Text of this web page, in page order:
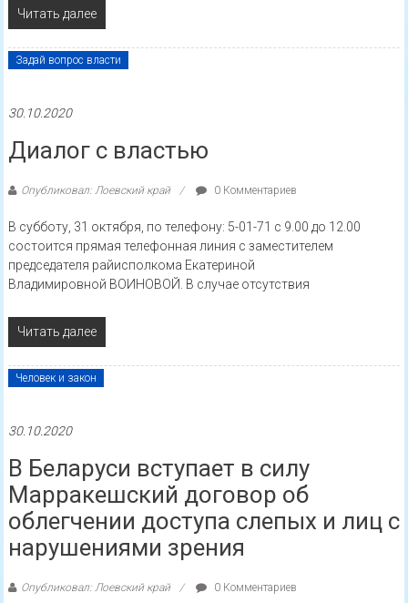
Читать далее
Задай вопрос власти
30.10.2020
Диалог с властью
Опубликовал: Лоевский край 0 Комментариев
В субботу, 31 октября, по телефону: 5-01-71 с 9.00 до 12.00
состоится прямая телефонная линия с заместителем
председателя райисполкома Екатериной
Владимировной ВОИНОВОЙ. В случае отсутствия
Читать далее
Человек и закон
30.10.2020
В Беларуси вступает в силу
Марракешский договор об
облегчении доступа слепых и лиц с
нарушениями зрения
Опубликовал: Лоевский край 0 Комментариев